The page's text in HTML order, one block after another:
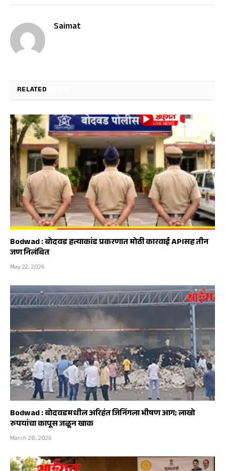
Saimat
RELATED
Bodwad : बोदवड हत्याकांड प्रकरणात मोठी कारवाई APIसह तीन
जण निलंबित
May 22, 2026
Bodwad : बोदवडमधील अरिहंत जिनिंगला भीषण आग; लाखो
रुपयांचा कापूस जळून खाक
March 28, 2026